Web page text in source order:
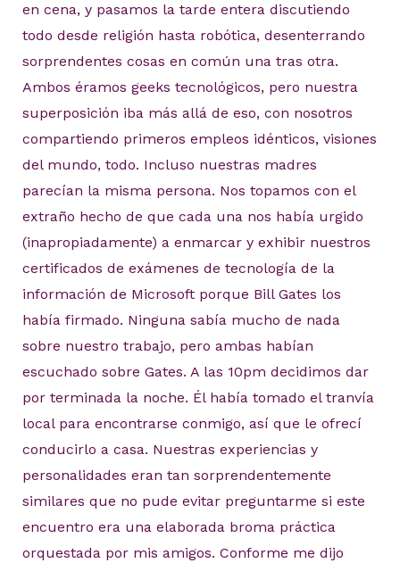
en cena, y pasamos la tarde entera discutiendo
todo desde religión hasta robótica, desenterrando
sorprendentes cosas en común una tras otra.
Ambos éramos geeks tecnológicos, pero nuestra
superposición iba más allá de eso, con nosotros
compartiendo primeros empleos idénticos, visiones
del mundo, todo. Incluso nuestras madres
parecían la misma persona. Nos topamos con el
extraño hecho de que cada una nos había urgido
(inapropiadamente) a enmarcar y exhibir nuestros
certificados de exámenes de tecnología de la
información de Microsoft porque Bill Gates los
había firmado. Ninguna sabía mucho de nada
sobre nuestro trabajo, pero ambas habían
escuchado sobre Gates. A las 10pm decidimos dar
por terminada la noche. Él había tomado el tranvía
local para encontrarse conmigo, así que le ofrecí
conducirlo a casa. Nuestras experiencias y
personalidades eran tan sorprendentemente
similares que no pude evitar preguntarme si este
encuentro era una elaborada broma práctica
orquestada por mis amigos. Conforme me dijo